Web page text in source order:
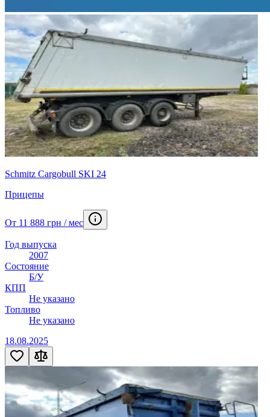
Schmitz Cargobull SKI 24
Прицепы
От 11 888 грн / мес
Год выпуска
2007
Состояние
Б/У
КПП
Не указано
Топливо
Не указано
18.08.2025